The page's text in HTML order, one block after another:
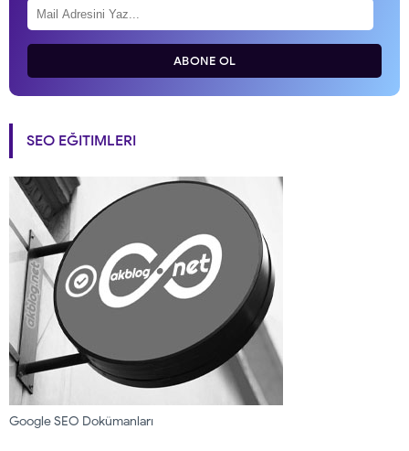
ABONE OL
SEO EĞITIMLERI
Google SEO Dokümanları